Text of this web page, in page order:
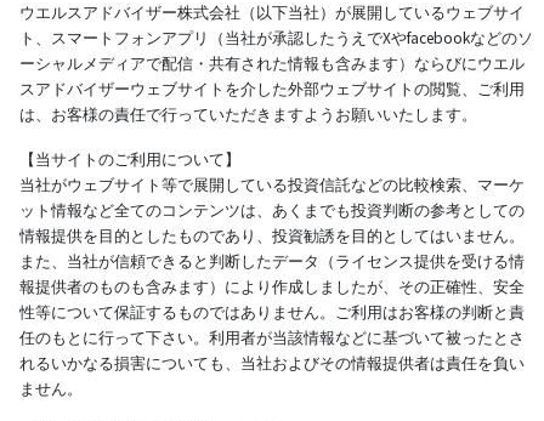
ウエルスアドバイザー株式会社（以下当社）が展開しているウェブサイ
ト、スマートフォンアプリ（当社が承認したうえでXやfacebookなどのソ
ーシャルメディアで配信・共有された情報も含みます）ならびにウエル
スアドバイザーウェブサイトを介した外部ウェブサイトの閲覧、ご利用
は、お客様の責任で行っていただきますようお願いいたします。
【当サイトのご利用について】
当社がウェブサイト等で展開している投資信託などの比較検索、マーケ
ット情報など全てのコンテンツは、あくまでも投資判断の参考としての
情報提供を目的としたものであり、投資勧誘を目的としてはいません。
また、当社が信頼できると判断したデータ（ライセンス提供を受ける情
報提供者のものも含みます）により作成しましたが、その正確性、安全
性等について保証するものではありません。ご利用はお客様の判断と責
任のもとに行って下さい。利用者が当該情報などに基づいて被ったとさ
れるいかなる損害についても、当社およびその情報提供者は責任を負い
ません。